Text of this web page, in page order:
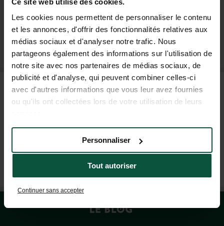
Les cookies nous permettent de personnaliser le contenu
et les annonces, d'offrir des fonctionnalités relatives aux
médias sociaux et d'analyser notre trafic. Nous
partageons également des informations sur l'utilisation de
notre site avec nos partenaires de médias sociaux, de
publicité et d'analyse, qui peuvent combiner celles-ci
avec d'autres informations que vous leur avez fournies
ou qu'ils ont collectées lors de votre utilisation de leurs
Tout autoriser
Personnaliser
Continuer sans accepter
SUSCRÍBASE A NUESTRO BOLETÍN
PREGUNTAS FRECUENTES
AYUDA Y CONTACTO
+33 4 37 64 22 35